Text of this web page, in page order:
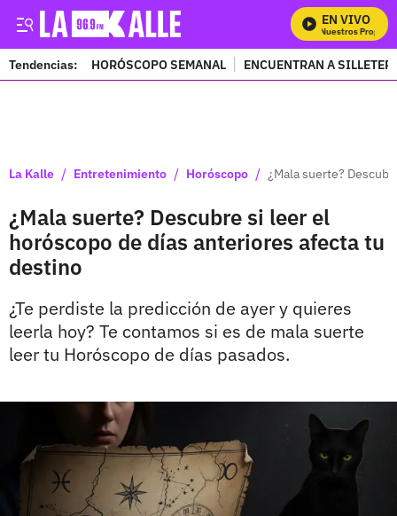
EN VIVO
Mira Todos Nuestros Programas
Tendencias: HORÓSCOPO SEMANAL ENCUENTRAN A
La Kalle / Entretenimiento / Horóscopo / ¿Mala suerte?
¿Mala suerte? Descubre si leer el
horóscopo de días anteriores afecta tu
destino
¿Te perdiste la predicción de ayer y quieres
leerla hoy? Te contamos si es de mala suerte
leer tu Horóscopo de días pasados.